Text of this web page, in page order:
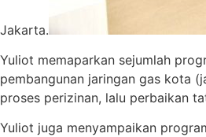
Jakarta.
Yuliot memaparkan sejumlah
pembangunan jaringan gas kota
proses perizinan, lalu perbaikan
Yuliot juga menyampaikan